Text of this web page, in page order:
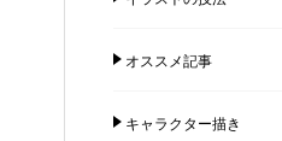
オススメ記事
キャラクター描き